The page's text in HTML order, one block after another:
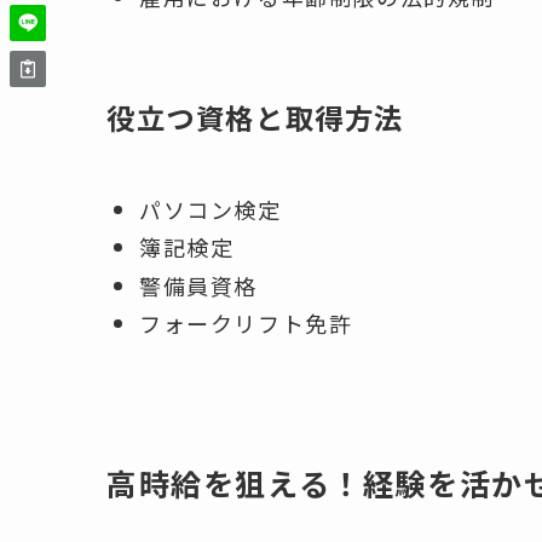
役立つ資格と取得方法
パソコン検定
簿記検定
警備員資格
フォークリフト免許
高時給を狙える！経験を活か